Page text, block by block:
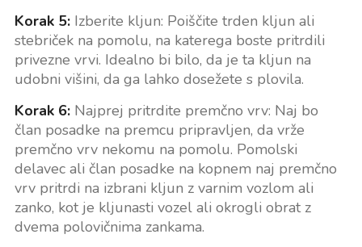
Korak 5:Izberite kljun: Poiščite trden kljun ali
stebriček na pomolu, na katerega boste pritrdili
privezne vrvi. Idealno bi bilo, da je ta kljun na
udobni višini, da ga lahko dosežete s plovila.
Korak 6:Najprej pritrdite premčno vrv: Naj bo
član posadke na premcu pripravljen, da vrže
premčno vrv nekomu na pomolu. Pomolski
delavec ali član posadke na kopnem naj premčno
vrv pritrdi na izbrani kljun z varnim vozlom ali
zanko, kot je kljunasti vozel ali okrogli obrat z
dvema polovičnima zankama.